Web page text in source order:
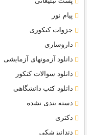
پیام نور
جزوات کنکوری
داروسازی
دانلود آزمونهای آزمایشی
دانلود سوالات کنکور
دانلود کتب دانشگاهی
دسته بندی نشده
دکتری
دندانپزشکی